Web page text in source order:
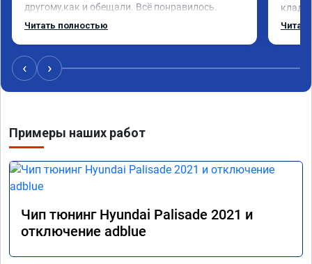
другому,как и обещали. Всё понравилось.
Рекомендую данную компанию.
Читать полностью
и ЕГР
В
‹ ›
Примеры наших работ
Чип тюнинг Hyundai Palisade 2021 и
отключение adblue